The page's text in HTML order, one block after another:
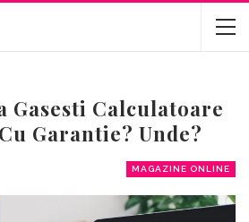
Gasesti Calculatoare
Garantie? Unde?
MAGAZINE ONLINE